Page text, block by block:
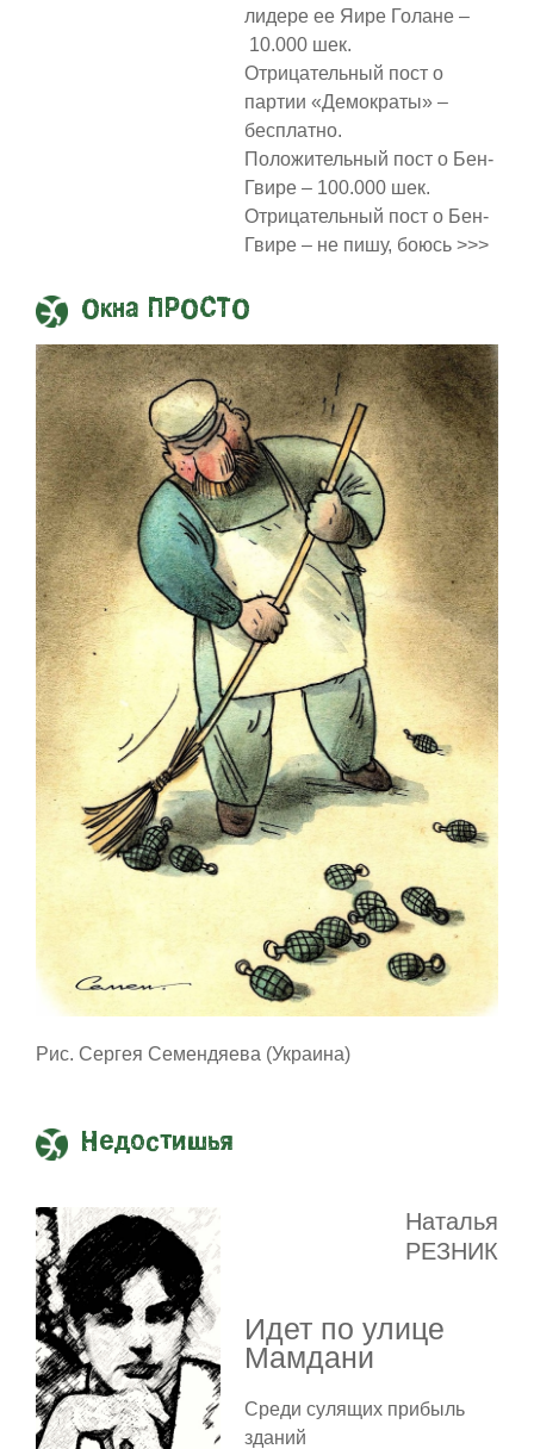
лидере ее Яире Голане –
10.000 шек.
Отрицательный пост о
партии «Демократы» –
бесплатно.
Положительный пост о Бен-
Гвире – 100.000 шек.
Отрицательный пост о Бен-
Гвире – не пишу, боюсь >>>
Окна ПРОСТО
Рис. Сергея Семендяева (Украина)
Недостишья
Наталья
РЕЗНИК
Идет по улице
Мамдани
Среди сулящих прибыль
зданий